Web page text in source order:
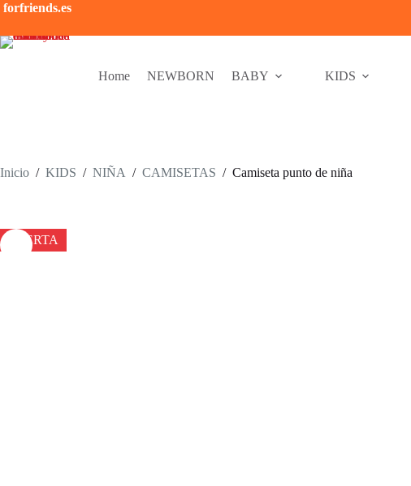
Saltar
contenido
forfriends.es
Home NEWBORN BABY KIDS
Inicio / KIDS / NIÑA / CAMISETAS / Camiseta punto de niña
OFERTA